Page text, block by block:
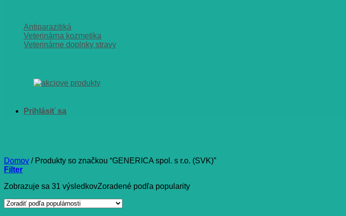
Antiparazitiká
Veterinárna kozmetika
Veterinárne doplnky stravy
Domov /Produkty so značkou “GENERICA spol. s r.o. (SVK)”
Filter
Zobrazuje sa 31 výsledkovZoradené podľa popularity